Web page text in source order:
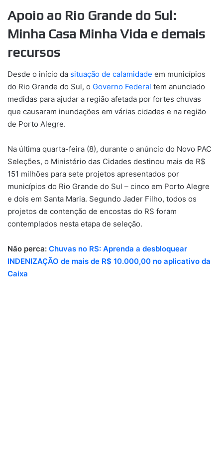
Apoio ao Rio Grande do Sul:
Minha Casa Minha Vida e demais
recursos
Desde o início da situação de calamidade em municípios
do Rio Grande do Sul, o Governo Federal tem anunciado
medidas para ajudar a região afetada por fortes chuvas
que causaram inundações em várias cidades e na região
de Porto Alegre.
Na última quarta-feira (8), durante o anúncio do Novo PAC
Seleções, o Ministério das Cidades destinou mais de R$
151 milhões para sete projetos apresentados por
municípios do Rio Grande do Sul – cinco em Porto Alegre
e dois em Santa Maria. Segundo Jader Filho, todos os
projetos de contenção de encostas do RS foram
contemplados nesta etapa de seleção.
Não perca: Chuvas no RS: Aprenda a desbloquear
INDENIZAÇÃO de mais de R$ 10.000,00 no aplicativo da
Caixa